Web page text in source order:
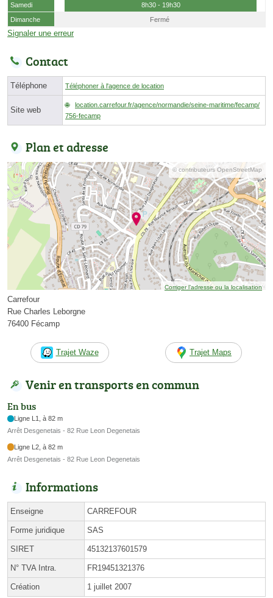
Samedi
8h30 - 19h30
Dimanche
Fermé
Signaler une erreur
Contact
Téléphone Téléphoner à l'agence de location
Site web
location.carrefour.fr/agence/normandie/seine-maritime/fecamp/
756-fecamp
Plan et adresse
© contributeurs OpenStreetMap
Corriger l’adresse ou la localisation
Carrefour
Rue Charles Leborgne
76400 Fécamp
Trajet Waze Trajet Maps
Venir en transports en commun
En bus
Ligne L1, à 82 m
Arrêt Desgenetais - 82 Rue Leon Degenetais
Ligne L2, à 82 m
Arrêt Desgenetais - 82 Rue Leon Degenetais
Informations
Enseigne CARREFOUR
Forme juridique SAS
SIRET 45132137601579
N° TVA Intra. FR19451321376
Création 1 juillet 2007